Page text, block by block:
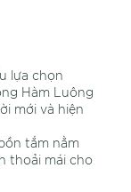
u l ựa chọn
Hàm Luông
ời mới và hiện
ồn tắm nằm
thoải mái cho